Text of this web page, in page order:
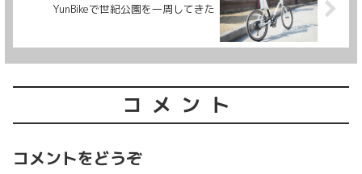
YunBikeで世紀公園を一周してきた
コメント
コメントをどうぞ